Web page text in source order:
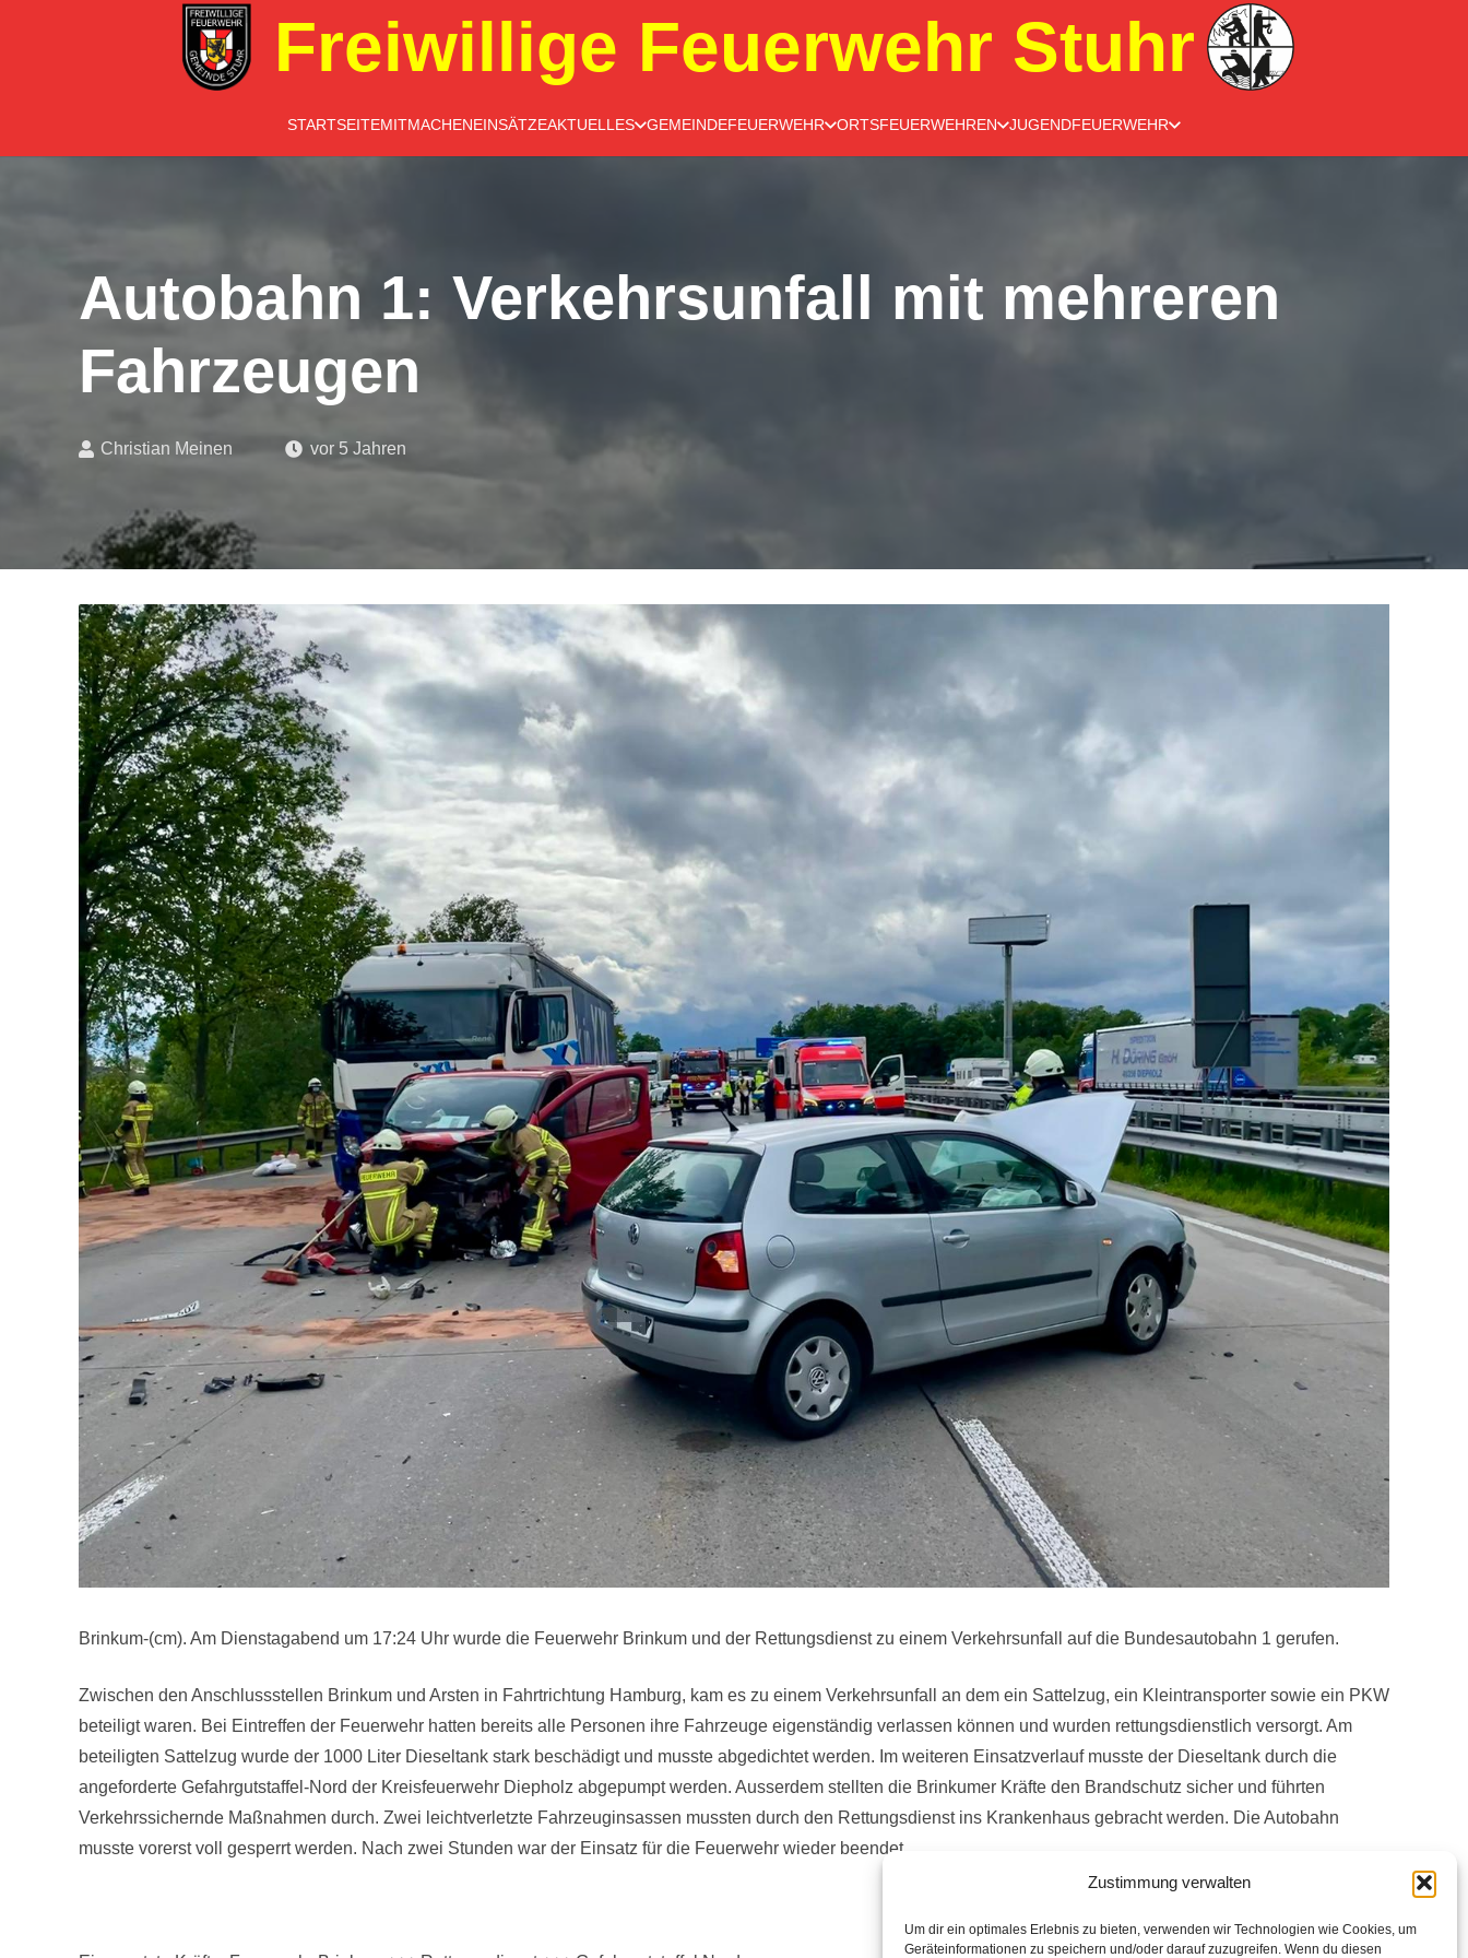
Zustimmung verwalten
Um dir ein optimales Erlebnis zu bieten, verwenden wir Technologien wie Cookies, um
Geräteinformationen zu speichern und/oder darauf zuzugreifen. Wenn du diesen
Freiwillige Feuerwehr Stuhr
STARTSEITEMITMACHENEINSÄTZEAKTUELLES GEMEINDEFEUERWEHR ORTSFEUERWEHREN JUGENDFEUERWEHR
Autobahn 1: Verkehrsunfall mit mehreren
Fahrzeugen
Christian Meinen vor 5 Jahren
Brinkum-(cm). Am Dienstagabend um 17:24 Uhr wurde die Feuerwehr Brinkum und der Rettungsdienst zu einem Verkehrsunfall auf die Bundesautobahn 1 gerufen.
Zwischen den Anschlussstellen Brinkum und Arsten in Fahrtrichtung Hamburg, kam es zu einem Verkehrsunfall an dem ein Sattelzug, ein Kleintransporter sowie ein PKW
beteiligt waren. Bei Eintreffen der Feuerwehr hatten bereits alle Personen ihre Fahrzeuge eigenständig verlassen können und wurden rettungsdienstlich versorgt. Am
beteiligten Sattelzug wurde der 1000 Liter Dieseltank stark beschädigt und musste abgedichtet werden. Im weiteren Einsatzverlauf musste der Dieseltank durch die
angeforderte Gefahrgutstaffel-Nord der Kreisfeuerwehr Diepholz abgepumpt werden. Ausserdem stellten die Brinkumer Kräfte den Brandschutz sicher und führten
Verkehrssichernde Maßnahmen durch. Zwei leichtverletzte Fahrzeuginsassen mussten durch den Rettungsdienst ins Krankenhaus gebracht werden. Die Autobahn
musste vorerst voll gesperrt werden. Nach zwei Stunden war der Einsatz für die Feuerwehr wieder beendet.